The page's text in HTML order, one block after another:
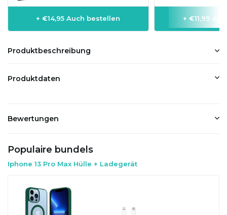
+ €14,95 Auch bestellen + €11,99
Produktbeschreibung
Produktdaten
Bewertungen
Populaire bundels
Iphone 13 Pro Max Hülle + Ladegerät